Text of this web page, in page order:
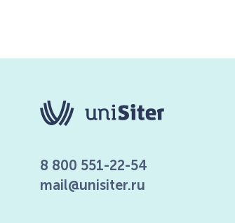
8 800 551-22-54
mail@unisiter.ru